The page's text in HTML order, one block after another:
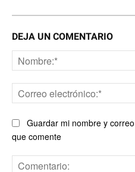
DEJA UN COMENTARIO
Guardar mi nombre y
que comente